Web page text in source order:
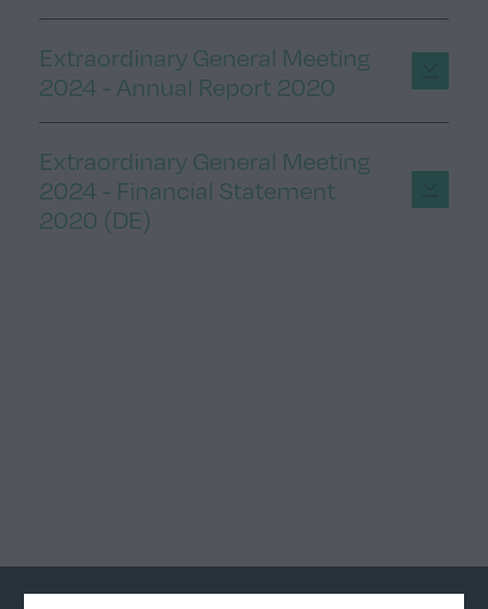
Extraordinary General Meeting
2024 - Annual Report 2020
Extraordinary General Meeting
2024 - Financial Statement
2020 (DE)